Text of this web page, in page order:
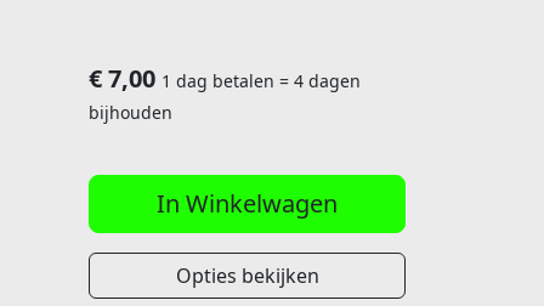
€7,00 1 dag betalen = 4 dagen
bijhouden
In Winkelwagen
Opties bekijken